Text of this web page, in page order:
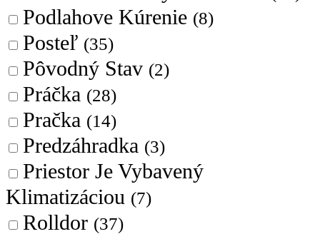
Podlahove Kúrenie (8)
Posteľ (35)
Pôvodný Stav (2)
Práčka (28)
Pračka (14)
Predzáhradka (3)
Priestor Je Vybavený
Klimatizáciou (7)
Rolldor (37)